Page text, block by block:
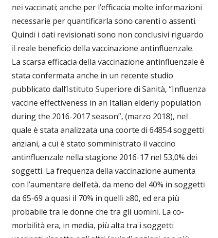
nei vaccinati; anche per l’efficacia molte informazioni
necessarie per quantificarla sono carenti o assenti.
Quindi i dati revisionati sono non conclusivi riguardo
il reale beneficio della vaccinazione antinfluenzale.
La scarsa efficacia della vaccinazione antinfluenzale è
stata confermata anche in un recente studio
pubblicato dall’Istituto Superiore di Sanità, “Influenza
vaccine effectiveness in an Italian elderly population
during the 2016-2017 season”, (marzo 2018), nel
quale è stata analizzata una coorte di 64854 soggetti
anziani, a cui è stato somministrato il vaccino
antinfluenzale nella stagione 2016-17 nel 53,0% dei
soggetti. La frequenza della vaccinazione aumenta
con l’aumentare dell’età, da meno del 40% in soggetti
da 65-69 a quasi il 70% in quelli ≥80, ed era più
probabile tra le donne che tra gli uomini. La co-
morbilità era, in media, più alta tra i soggetti